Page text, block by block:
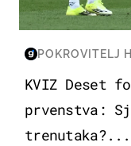
POKROVITELJ
KVIZ Deset
prvenstva:
trenutaka?...